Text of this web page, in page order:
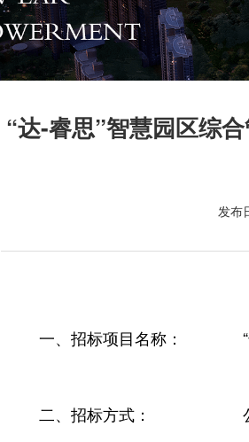
“达-睿思”智慧园区综
发布
一、招标项目名称：
二、招标方式：